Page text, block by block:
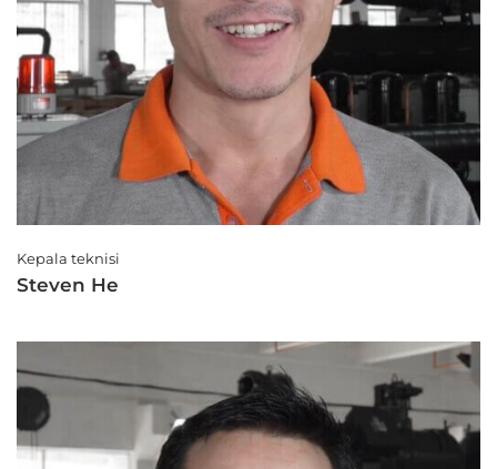
Kepala teknisi
Steven He